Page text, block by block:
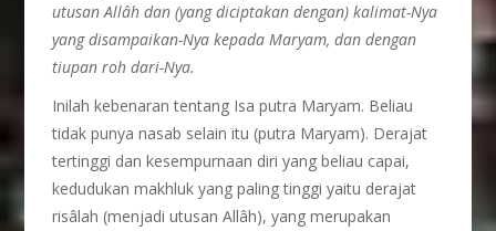
utusan Allâh dan (yang diciptakan dengan) kalimat-Nya
yang disampaikan-Nya kepada Maryam, dan dengan
tiupan roh dari-Nya.
Inilah kebenaran tentang Isa putra Maryam. Beliau
tidak punya nasab selain itu (putra Maryam). Derajat
tertinggi dan kesempurnaan diri yang beliau capai,
kedudukan makhluk yang paling tinggi yaitu derajat
risâlah (menjadi utusan Allâh), yang merupakan